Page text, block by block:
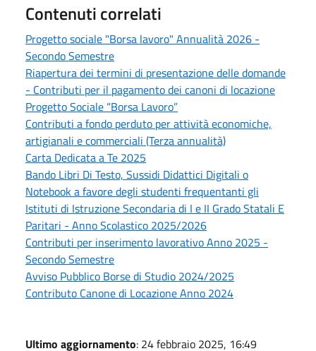
Contenuti correlati
Progetto sociale "Borsa lavoro" Annualità 2026 -
Secondo Semestre
Riapertura dei termini di presentazione delle domande
- Contributi per il pagamento dei canoni di locazione
Progetto Sociale “Borsa Lavoro”
Contributi a fondo perduto per attività economiche,
artigianali e commerciali (Terza annualità)
Carta Dedicata a Te 2025
Bando Libri Di Testo, Sussidi Didattici Digitali o
Notebook a favore degli studenti frequentanti gli
Istituti di Istruzione Secondaria di I e II Grado Statali E
Paritari - Anno Scolastico 2025/2026
Contributi per inserimento lavorativo Anno 2025 -
Secondo Semestre
Avviso Pubblico Borse di Studio 2024/2025
Contributo Canone di Locazione Anno 2024
Ultimo aggiornamento: 24 febbraio 2025, 16:49